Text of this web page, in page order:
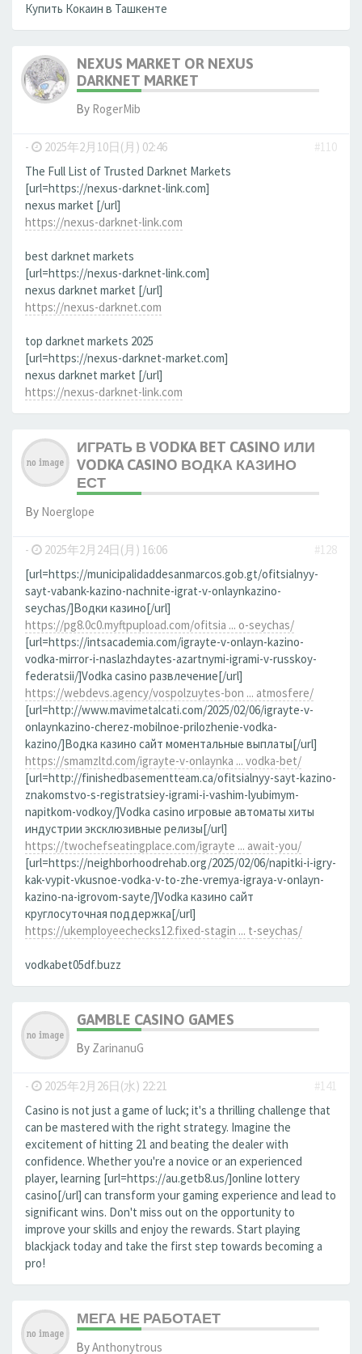
Купить Кокаин в Ташкенте
NEXUS MARKET OR NEXUS
DARKNET MARKET
By RogerMib
- 2025年2月10日(月) 02:46
#110
The Full List of Trusted Darknet Markets
[url=https://nexus-darknet-link.com]
nexus market [/url]
https://nexus-darknet-link.com
best darknet markets
[url=https://nexus-darknet-link.com]
nexus darknet market [/url]
https://nexus-darknet.com
top darknet markets 2025
[url=https://nexus-darknet-market.com]
nexus darknet market [/url]
https://nexus-darknet-link.com
ИГРАТЬ В VODKA BET CASINO ИЛИ
VODKA CASINO ВОДКА КАЗИНО
ЕСТ
By Noerglope
- 2025年2月24日(月) 16:06
#128
[url=https://municipalidaddesanmarcos.gob.gt/ofitsialnyy-
sayt-vabank-kazino-nachnite-igrat-v-onlaynkazino-
seychas/]Водки казино[/url]
https://pg8.0c0.myftpupload.com/ofitsia ... o-seychas/
[url=https://intsacademia.com/igrayte-v-onlayn-kazino-
vodka-mirror-i-naslazhdaytes-azartnymi-igrami-v-russkoy-
federatsii/]Vodka casino развлечение[/url]
https://webdevs.agency/vospolzuytes-bon ... atmosfere/
[url=http://www.mavimetalcati.com/2025/02/06/igrayte-v-
onlaynkazino-cherez-mobilnoe-prilozhenie-vodka-
kazino/]Водка казино сайт моментальные выплаты[/url]
https://smamzltd.com/igrayte-v-onlaynka ... vodka-bet/
[url=http://finishedbasementteam.ca/ofitsialnyy-sayt-kazino-
znakomstvo-s-registratsiey-igrami-i-vashim-lyubimym-
napitkom-vodkoy/]Vodka casino игровые автоматы хиты
индустрии эксклюзивные релизы[/url]
https://twochefseatingplace.com/igrayte ... await-you/
[url=https://neighborhoodrehab.org/2025/02/06/napitki-i-igry-
kak-vypit-vkusnoe-vodka-v-to-zhe-vremya-igraya-v-onlayn-
kazino-na-igrovom-sayte/]Vodka казино сайт
круглосуточная поддержка[/url]
https://ukemployeechecks12.fixed-stagin ... t-seychas/
vodkabet05df.buzz
GAMBLE CASINO GAMES
By ZarinanuG
- 2025年2月26日(水) 22:21
#141
Casino is not just a game of luck; it's a thrilling challenge that
can be mastered with the right strategy. Imagine the
excitement of hitting 21 and beating the dealer with
confidence. Whether you're a novice or an experienced
player, learning [url=https://au.getb8.us/]online lottery
casino[/url] can transform your gaming experience and lead to
significant wins. Don't miss out on the opportunity to
improve your skills and enjoy the rewards. Start playing
blackjack today and take the first step towards becoming a
pro!
МЕГА НЕ РАБОТАЕТ
ByAnthonytrous